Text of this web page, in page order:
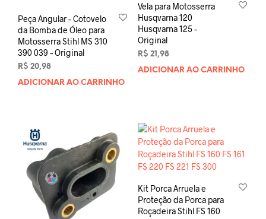
Peça Angular – Cotovelo
da Bomba de Óleo para
Motosserra Stihl MS 310
390 039 – Original
R$ 20,98
ADICIONAR AO CARRINHO
Vela para Motosserra
Husqvarna 120
Husqvarna 125 –
Original
R$ 21,98
ADICIONAR AO CARRINHO
Kit Porca Arruela e
Proteção da Porca para
Roçadeira Stihl FS 160